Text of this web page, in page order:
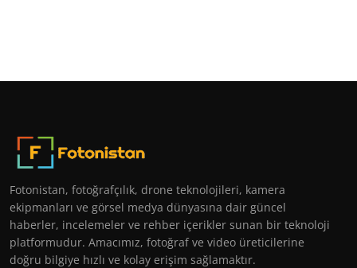
Fotonistan, fotoğrafçılık, drone teknolojileri, kamera
ekipmanları ve görsel medya dünyasına dair güncel
haberler, incelemeler ve rehber içerikler sunan bir teknoloji
platformudur. Amacımız, fotoğraf ve video üreticilerine
doğru bilgiye hızlı ve kolay erişim sağlamaktır.